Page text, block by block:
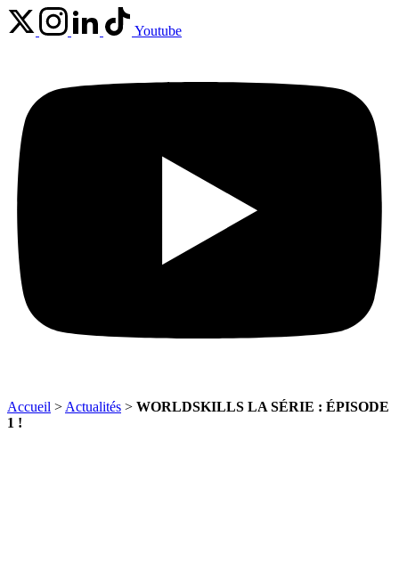
Youtube
Accueil > Actualités > WORLDSKILLS LA SÉRIE : ÉPISODE
1 !